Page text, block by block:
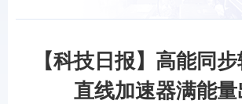
【科技日报】高能同
直线加速器满能